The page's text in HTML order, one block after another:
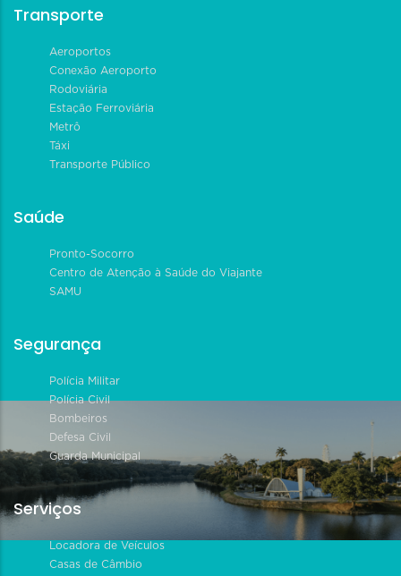
Transporte
Aeroportos
Conexão Aeroporto
Rodoviária
Estação Ferroviária
Metrô
Táxi
Transporte Público
Saúde
Pronto-Socorro
Centro de Atenção à Saúde do Viajante
SAMU
Segurança
Polícia Militar
Polícia Civil
Bombeiros
Defesa Civil
Guarda Municipal
Serviços
Locadora de Veículos
Casas de Câmbio